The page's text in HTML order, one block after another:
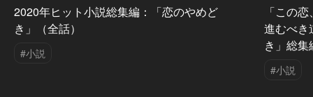
2020年ヒット小説総集編：「恋のやめど
き」（全話）
#小説
「この
進むべき
き」総集
#小説